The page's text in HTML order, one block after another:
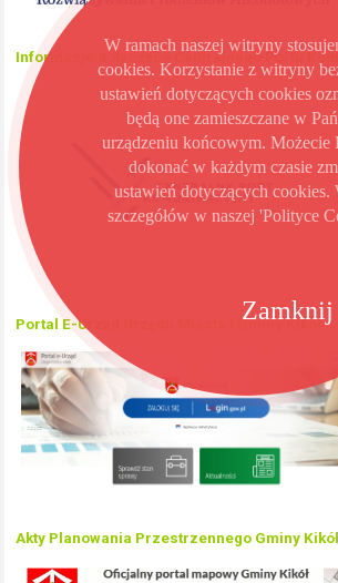
Informacje dotyczące Centralnego Portu
Portal E-Urząd Urzędu Miasta i Gminy Kikół
Akty Planowania Przestrzennego Gminy Kikół
Zamknij
W ramach naszej witryny
cookies. Korzystanie z witryny
ustawień dotyczących cookies
będą one zamieszczane w
urządzeniu końcowym. Możecie
dokonać w każdym czasie
ustawień dotyczących cookies.
szczegółów w naszej 'Polityce